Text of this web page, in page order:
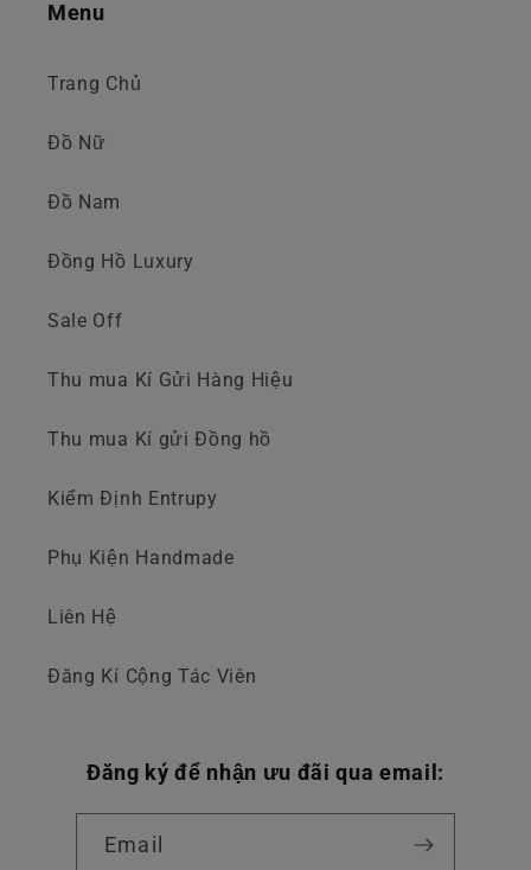
Menu
Trang Chủ
Đồ Nữ
Đồ Nam
Đồng Hồ Luxury
Sale Off
Thu mua Kí Gửi Hàng Hiệu
Thu mua Kí gửi Đồng hồ
Kiểm Định Entrupy
Phụ Kiện Handmade
Liên Hệ
Đăng Kí Cộng Tác Viên
Đăng ký để nhận ưu đãi qua email:
Email